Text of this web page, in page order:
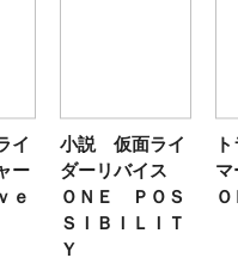
イ
ー
ｅ
小説 仮面ライ
ダーリバイス
ＯＮＥ ＰＯＳ
ＳＩＢＩＬＩＴ
Ｙ